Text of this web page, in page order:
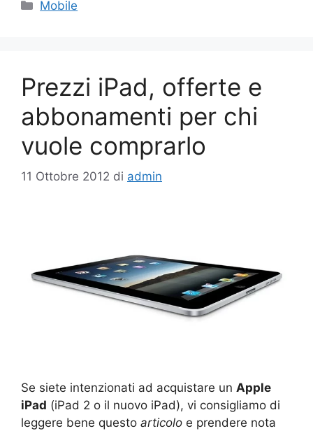
Mobile
Prezzi iPad, offerte e
abbonamenti per chi
vuole comprarlo
11 Ottobre 2012 di admin
Se siete intenzionati ad acquistare un Apple
iPad (iPad 2 o il nuovo iPad), vi consigliamo di
leggere bene questo articolo e prendere nota